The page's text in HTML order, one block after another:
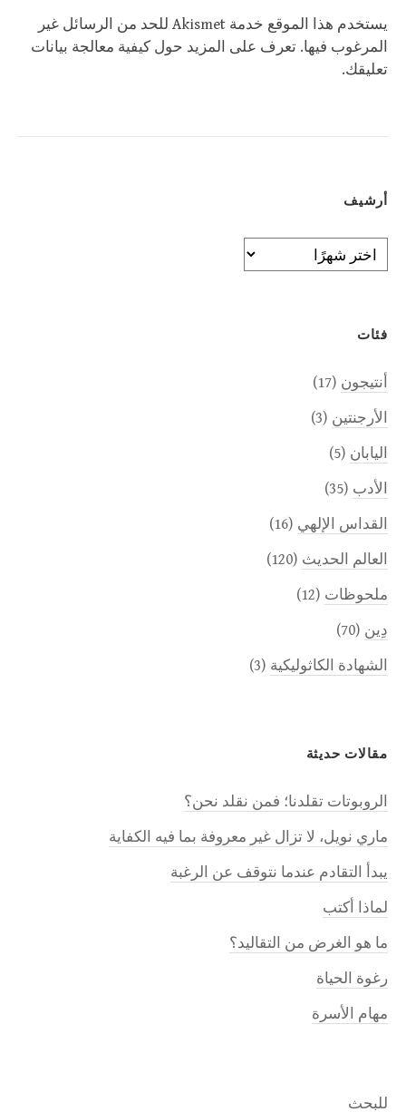
يستخدم هذا الموقع خدمة Akismet للحد من الرسائل غير
المرغوب فيها. تعرف على المزيد حول كيفية معالجة بيانات
تعليقك.
أرشيف
أرشيف
فئات
أنتيجون (17)
الأرجنتين (3)
اليابان (5)
الأدب (35)
القداس الإلهي (16)
العالم الحديث (120)
ملحوظات (12)
دِين (70)
الشهادة الكاثوليكية (3)
مقالات حديثة
الروبوتات تقلدنا؛ فمن نقلد نحن؟
ماري نويل، لا تزال غير معروفة بما فيه الكفاية
يبدأ التقادم عندما نتوقف عن الرغبة
لماذا أكتب
ما هو الغرض من التقاليد؟
رغوة الحياة
مهام الأسرة
للبحث